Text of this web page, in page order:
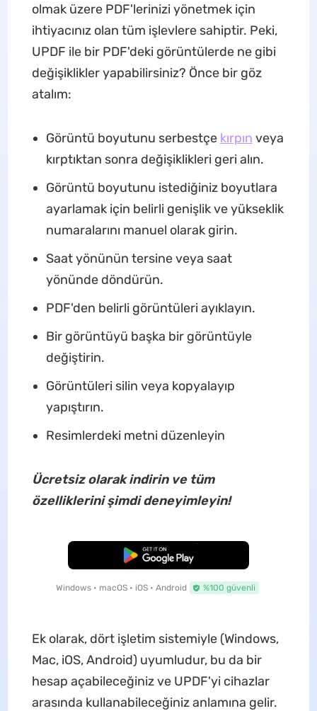
olmak üzere PDF'lerinizi yönetmek için
ihtiyacınız olan tüm işlevlere sahiptir. Peki,
UPDF ile bir PDF'deki görüntülerde ne gibi
değişiklikler yapabilirsiniz? Önce bir göz
atalım:
Görüntü boyutunu serbestçe kırpın veya
kırptıktan sonra değişiklikleri geri alın.
Görüntü boyutunu istediğiniz boyutlara
ayarlamak için belirli genişlik ve yükseklik
numaralarını manuel olarak girin.
Saat yönünün tersine veya saat
yönünde döndürün.
PDF'den belirli görüntüleri ayıklayın.
Bir görüntüyü başka bir görüntüyle
değiştirin.
Görüntüleri silin veya kopyalayıp
yapıştırın.
Resimlerdeki metni düzenleyin
Ücretsiz olarak indirin ve tüm
özelliklerini şimdi deneyimleyin!
Ücretsiz İndirme
Windows • macOS • iOS • Android %100 güvenli
Ek olarak, dört işletim sistemiyle (Windows,
Mac, iOS, Android) uyumludur, bu da bir
hesap açabileceğiniz ve UPDF'yi cihazlar
arasında kullanabileceğiniz anlamına gelir.